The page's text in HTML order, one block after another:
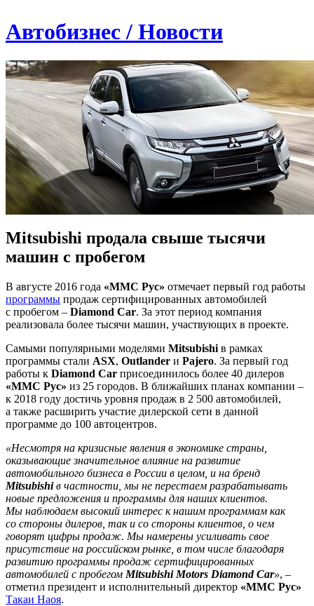
Автобизнес / Новости
Mitsubishi продала свыше тысячи
машин с пробегом
В августе 2016 года «ММС Рус» отмечает первый год работы
программы продаж сертифицированных автомобилей
с пробегом – Diamond Car. За этот период компания
реализовала более тысячи машин, участвующих в проекте.
Самыми популярными моделями Mitsubishi в рамках
программы стали ASX, Outlander и Pajero. За первый год
работы к Diamond Car присоединилось более 40 дилеров
«ММС Рус» из 25 городов. В ближайших планах компании –
к 2018 году достичь уровня продаж в 2 500 автомобилей,
а также расширить участие дилерской сети в данной
программе до 100 автоцентров.
«Несмотря на кризисные явления в экономике страны,
оказывающие значительное влияние на развитие
автомобильного бизнеса в России в целом, и на бренд
Mitsubishiв частности, мы не перестаем разрабатывать
новые предложения и программы для наших клиентов.
Мы наблюдаем высокий интерес к нашим программам как
со стороны дилеров, так и со стороны клиентов, о чем
говорят цифры продаж. Мы намерены усиливать свое
присутствие на российском рынке, в том числе благодаря
развитию программы продаж сертифицированных
автомобилей с пробегом Mitsubishi Motors Diamond Car», –
отметил президент и исполнительный директор «ММС Рус»
Такаи Наоя.